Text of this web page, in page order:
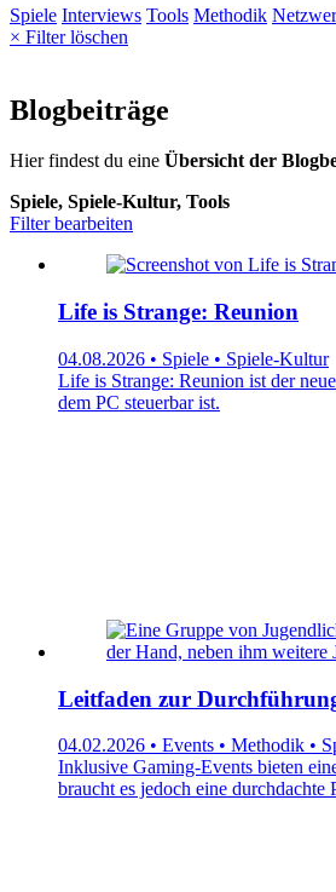
Spiele Interviews Tools Methodik
× Filter löschen
Blogbeiträge
Hier findest du eine Übersicht der
Spiele, Spiele-Kultur, Tools
Filter bearbeiten
Life is Strange: Reunion
04.08.2026 • Spiele • Spiele-Kultur
Life is Strange: Reunion ist der
dem PC steuerbar ist.
Leitfaden zur
04.02.2026 • Events • Methodik •
Inklusive Gaming-Events bieten
braucht es jedoch eine